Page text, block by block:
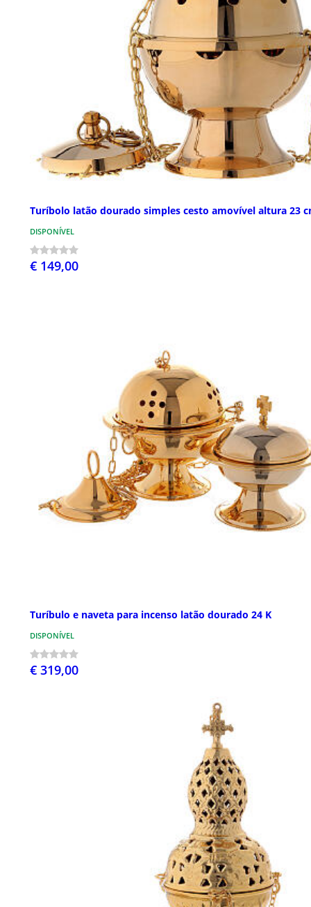
Turíbolo latão dourado simples cesto amovível altura 23
DISPONÍVEL
€ 149,00
Turíbulo e naveta para incenso latão dourado 24 K
DISPONÍVEL
€ 319,00